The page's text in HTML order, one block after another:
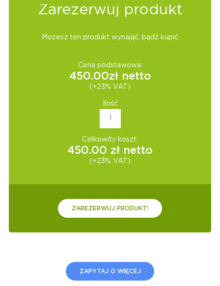
Zarezerwuj produkt
Możesz ten produkt wynająć, bądź kupić
Cena podstawowa:
450.00zł netto
(+23% VAT)
Ilość
Całkowity koszt:
450.00 zł netto
(+23% VAT)
ZAREZERWUJ PRODUKT!
ZAPYTAJ O WIĘCEJ